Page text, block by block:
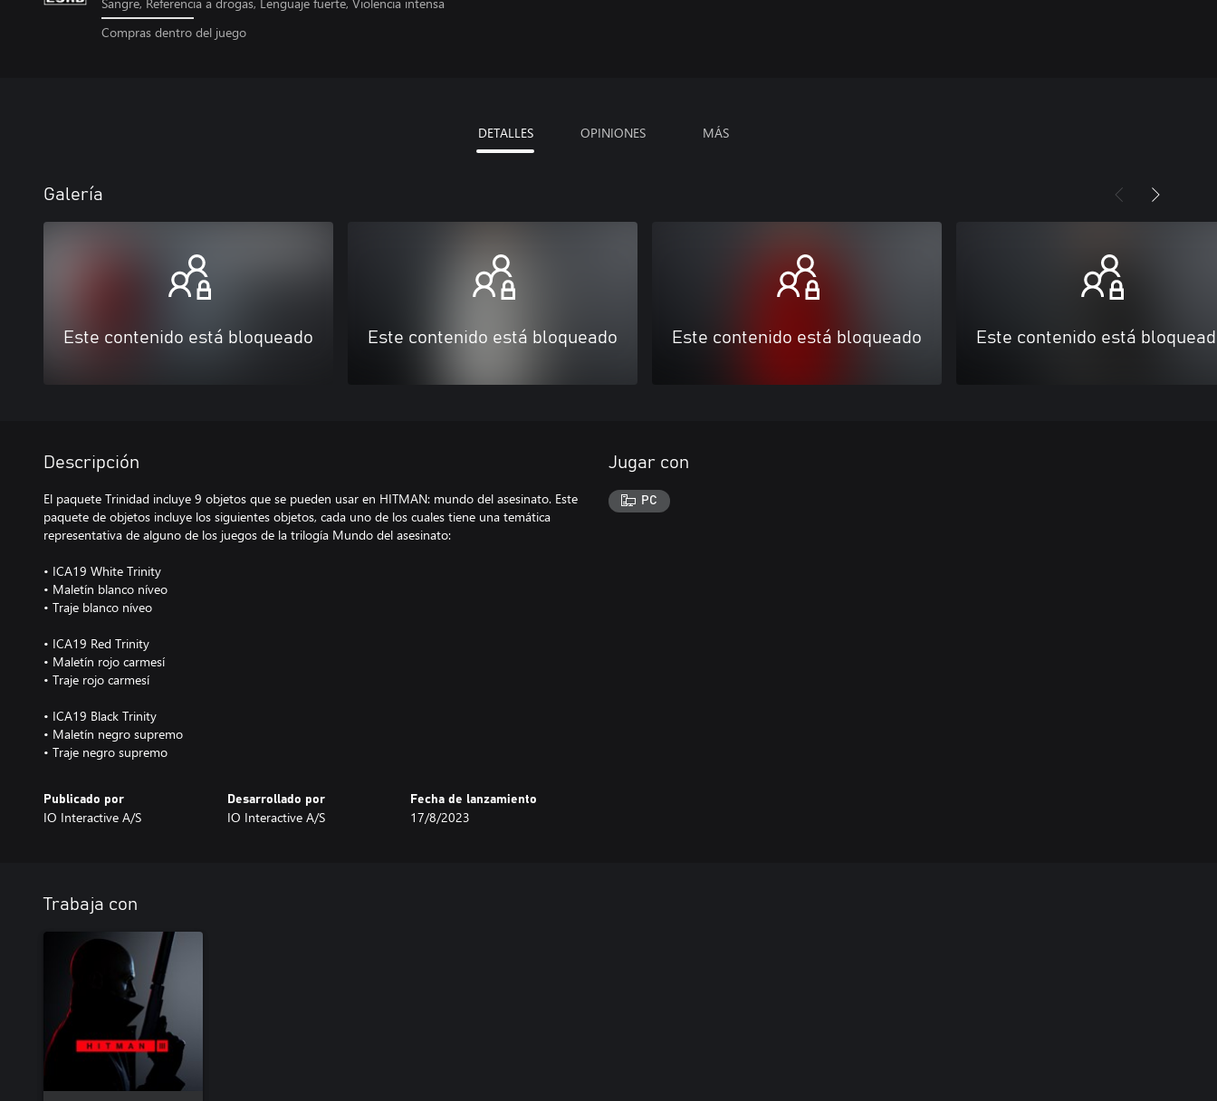
Compras dentro del juego
DETALLES OPINIONES MÁS
Galería
Este contenido está bloqueado Este contenido está bloqueado Este contenido está bloqueado Este contenido está
Descripción
El paquete Trinidad incluye 9 objetos que se pueden usar en HITMAN: mundo del asesinato. Este
paquete de objetos incluye los siguientes objetos, cada uno de los cuales tiene una temática
representativa de alguno de los juegos de la trilogía Mundo del asesinato:
• ICA19 White Trinity
• Maletín blanco níveo
• Traje blanco níveo
• ICA19 Red Trinity
• Maletín rojo carmesí
• Traje rojo carmesí
• ICA19 Black Trinity
• Maletín negro supremo
• Traje negro supremo
Publicado por
IO Interactive A/S
Desarrollado por
IO Interactive A/S
Fecha de lanzamiento
17/8/2023
Jugar con
PC
Trabaja con